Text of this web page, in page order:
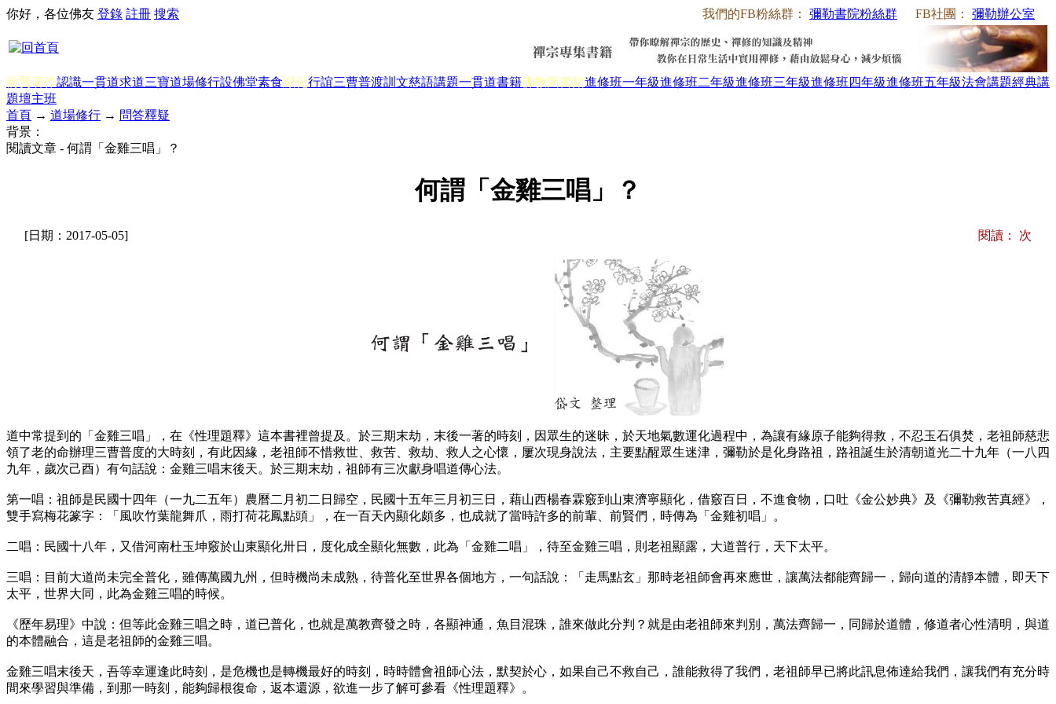
我們的FB粉絲群： 彌勒書院粉絲群 FB社團： 彌勒辦公室
你好，各位佛友 登錄 註冊 搜索
前賢著作認識一貫道求道三寶道場修行設佛堂素食顯化行誼三曹普渡訓文慈語講題一貫道書籍佛教圖書館進修班一年級進修班二年級進修班三年級進修班四年級進修班五年級法會講題經典講
題壇主班
首頁 → 道場修行 → 問答釋疑
背景：
閱讀文章 - 何謂「金雞三唱」？
何謂「金雞三唱」？
[日期：2017-05-05] 閱讀： 次
道中常提到的「金雞三唱」，在《性理題釋》這本書裡曾提及。於三期末劫，末後一著的時刻，因眾生的迷昧，於天地氣數運化過程中，為讓有緣原子能夠得救，不忍玉石俱焚，老祖師慈悲
領了老的命辦理三曹普度的大時刻，有此因緣，老祖師不惜救世、救苦、救劫、救人之心懷，屢次現身說法，主要點醒眾生迷津，彌勒於是化身路祖，路祖誕生於清朝道光二十九年（一八四
九年，歲次己酉）有句話說：金雞三唱末後天。於三期末劫，祖師有三次獻身唱道傳心法。
第一唱：祖師是民國十四年（一九二五年）農曆二月初二日歸空，民國十五年三月初三日，藉山西楊春霖竅到山東濟寧顯化，借竅百日，不進食物，口吐《金公妙典》及《彌勒救苦真經》，
雙手寫梅花篆字：「風吹竹葉龍舞爪，雨打荷花鳳點頭」，在一百天內顯化頗多，也成就了當時許多的前輩、前賢們，時傳為「金雞初唱」。
二唱：民國十八年，又借河南杜玉坤竅於山東顯化卅日，度化成全顯化無數，此為「金雞二唱」，待至金雞三唱，則老祖顯露，大道普行，天下太平。
三唱：目前大道尚未完全普化，雖傳萬國九州，但時機尚未成熟，待普化至世界各個地方，一句話說：「走馬點玄」那時老祖師會再來應世，讓萬法都能齊歸一，歸向道的清靜本體，即天下
太平，世界大同，此為金雞三唱的時候。
《歷年易理》中說：但等此金雞三唱之時，道已普化，也就是萬教齊發之時，各顯神通，魚目混珠，誰來做此分判？就是由老祖師來判別，萬法齊歸一，同歸於道體，修道者心性清明，與道
的本體融合，這是老祖師的金雞三唱。
金雞三唱末後天，吾等幸運逢此時刻，是危機也是轉機最好的時刻，時時體會祖師心法，默契於心，如果自己不救自己，誰能救得了我們，老祖師早已將此訊息佈達給我們，讓我們有充分時
間來學習與準備，到那一時刻，能夠歸根復命，返本還源，欲進一步了解可參看《性理題釋》。